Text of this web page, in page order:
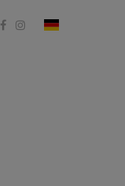
Suchformular öffnen
Facebook
Instagram
Land und